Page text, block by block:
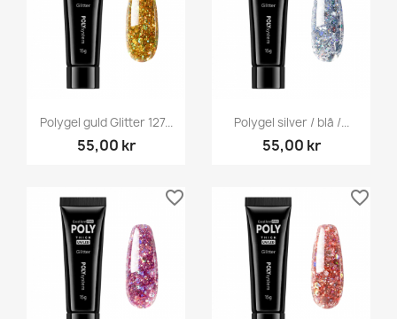
Polygel guld Glitter 127...
55,00 kr
Polygel silver / blå /...
55,00 kr
favorite_border favorite_border